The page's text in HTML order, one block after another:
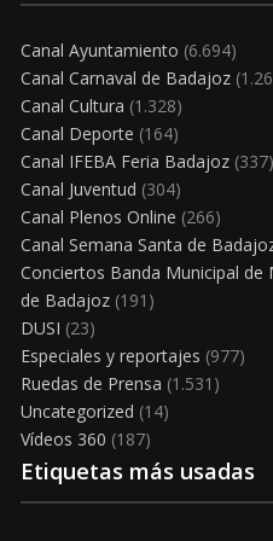
Canal Ayuntamiento (6.694)
Canal Carnaval de Badajoz
Canal Cultura (1.328)
Canal Deporte (164)
Canal IFEBA Feria Badajoz (337)
Canal Juventud (304)
Canal Plenos Online (266)
Canal Semana Santa de
Conciertos Banda Municipal de
de Badajoz (191)
DUSI (23)
Especiales y reportajes (977)
Ruedas de Prensa (1.531)
Uncategorized (14)
Vídeos 360 (187)
Etiquetas más usadas